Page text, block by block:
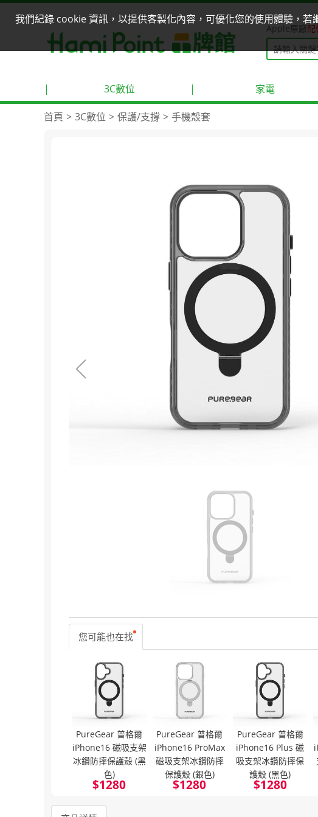
我們紀錄 cookie 資訊，以提供客製化內容，可優化您的使用體驗，
Apple原廠配
| 3C數位 | 家電
首頁 3C數位 保護/支撐 手機殼套
您可能也在找
PureGear 普格爾
iPhone16 磁吸支架
冰鑽防摔保護殼 (黑
色)
$1280
PureGear 普格爾
iPhone16 ProMax
磁吸支架冰鑽防摔
保護殼 (銀色)
$1280
PureGear 普格爾
iPhone16 Plus 磁
吸支架冰鑽防摔保
護殼 (黑色)
$1280